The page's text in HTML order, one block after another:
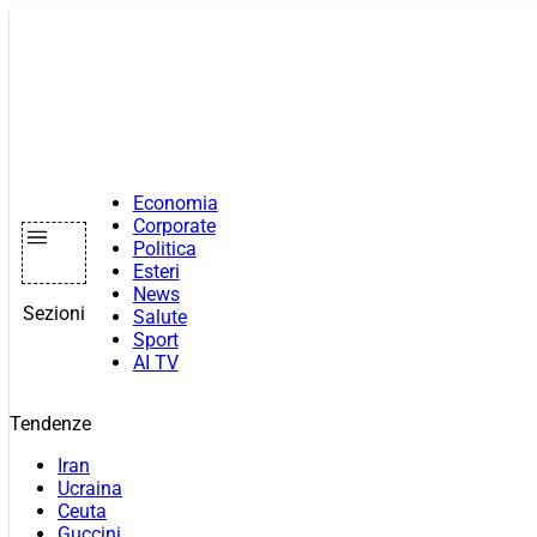
Sezioni
Economia
Corporate
Politica
Esteri
News
Salute
Sport
AI TV
Tendenze
Iran
Ucraina
Ceuta